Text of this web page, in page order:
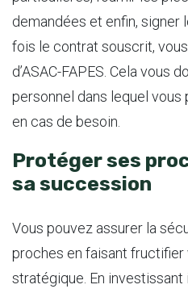
demandées et enfin, signer
fois le contrat souscrit,
d’ASAC-FAPES. Cela vous
personnel dans lequel vous
en cas de besoin.
Protéger ses
sa succession
Vous pouvez assurer la sécurité financière de vos
proches en faisant
stratégique. En